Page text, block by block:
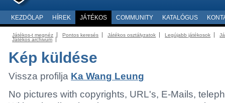
KEZDÖLAP HÍREK JÁTÉKOS COMMUNITY KATALÓGUS
Játékos-t megnéz Pontos keresés Játékos osztályzatok Legújabb játékosok
Játékos archivum
Kép küldése
Vissza profilja Ka Wang Leung
No pictures with copyrights, URL's, E-Mails,